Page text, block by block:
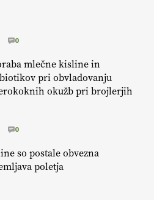
0
mlečne kisline in
pri obvladovanju
okužb pri brojlerjih
0
so postale obvezna
poletja